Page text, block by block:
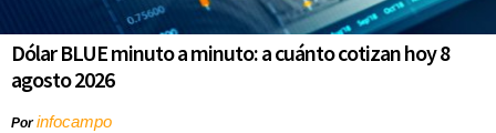
Dólar BLUE minuto a minuto: a cuánto cotizan hoy 8
agosto 2026
Porinfocampo